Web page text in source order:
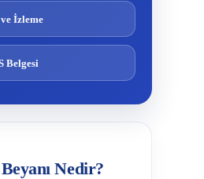
İzleme
Belgesi
Nedir?